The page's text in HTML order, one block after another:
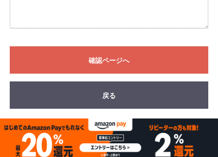
確認ページへ
戻る